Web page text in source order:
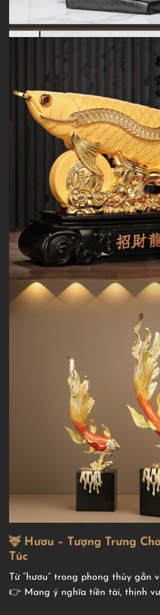
🦌 Hươu – Tượng Trưng
Túc
Từ “hươu” trong phong thủy gắn
👉 Mang ý nghĩa tiền tài, thịnh